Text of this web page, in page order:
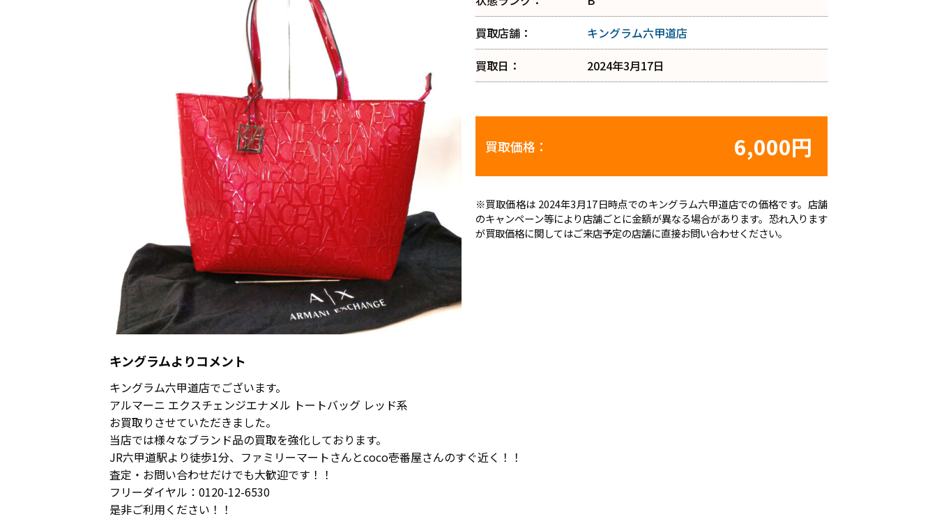
買取店舗：
キングラム六甲道店
買取日：
2024年3月17日
買取価格： 6,000円
※買取価格は 2024年3月17日時点でのキングラム六甲道店での価格です。店舗
のキャンペーン等により店舗ごとに金額が異なる場合があります。恐れ入ります
が買取価格に関してはご来店予定の店舗に直接お問い合わせください。
キングラムよりコメント
キングラム六甲道店でございます。
アルマーニ エクスチェンジエナメル トートバッグ レッド系
お買取りさせていただきました。
当店では様々なブランド品の買取を強化しております。
JR六甲道駅より徒歩1分、ファミリーマートさんとcoco壱番屋さんのすぐ近く！！
査定・お問い合わせだけでも大歓迎です！！
フリーダイヤル：0120-12-6530
是非ご利用ください！！